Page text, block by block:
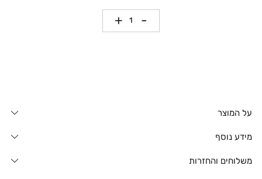
כמות
על המוצר
מידע נוסף
משלוחים והחזרות